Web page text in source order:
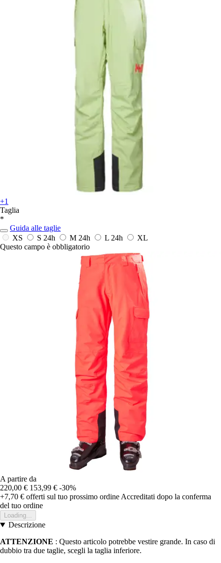
+1
Taglia
*
Guida alle taglie
XS
S 24h M 24h L 24h
XL
Questo campo è obbligatorio
A partire da
220,00 € 153,99 € -30%
+7,70 € offerti sul tuo prossimo ordine Accreditati dopo la conferma
del tuo ordine
Loading...
Descrizione
ATTENZIONE : Questo articolo potrebbe vestire grande. In caso di
dubbio tra due taglie, scegli la taglia inferiore.